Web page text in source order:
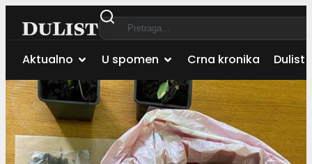
Aktualno U spomen Crna kronika Dulist